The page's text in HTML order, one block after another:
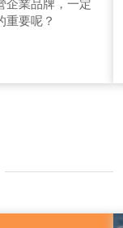
企業品牌，一定
重要呢？